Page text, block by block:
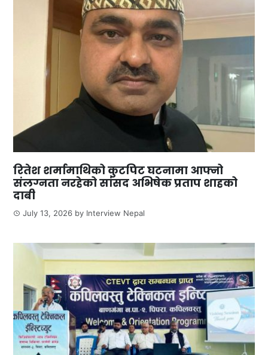
रितेश शर्मामाथिको कुटपिट घटनामा आफ्नो
संलग्नता नरहेको सांसद अभिषेक प्रताप शाहको
दाबी
July 13, 2026 by Interview Nepal